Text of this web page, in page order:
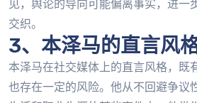
见，舆论的导向可能偏离事实，进一
交织。
3、本泽马的直言风
本泽马在社交媒体上的直言风格，既
也存在一定的风险。他从不回避争议